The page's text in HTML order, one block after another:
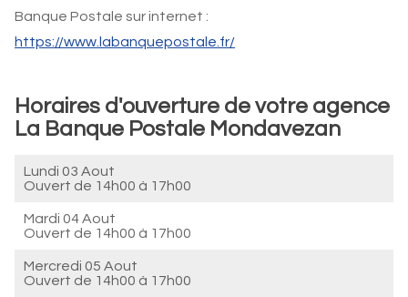
Banque Postale sur internet :
https://www.labanquepostale.fr/
Horaires d'ouverture de votre agence
La Banque Postale Mondavezan
Lundi 03 Aout
Ouvert de 14h00 à 17h00
Mardi 04 Aout
Ouvert de 14h00 à 17h00
Mercredi 05 Aout
Ouvert de 14h00 à 17h00